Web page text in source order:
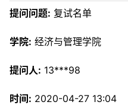
资料
提问问题: 复试名单
学院: 经济与管理学院
提问人: 13***98
时间: 2020-04-27 13:04